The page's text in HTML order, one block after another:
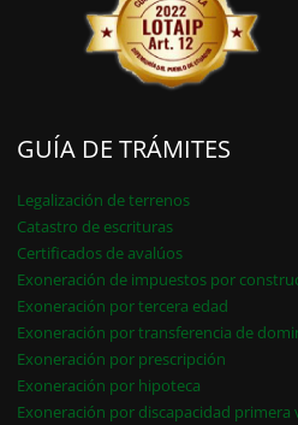
GUÍA DE TRÁMITES
Legalización de terrenos
Catastro de escrituras
Certificados de avalúos
Exoneración de impuestos por
Exoneración por tercera edad
Exoneración por transferencia de
Exoneración por prescripción
Exoneración por hipoteca
Exoneración por discapacidad primera